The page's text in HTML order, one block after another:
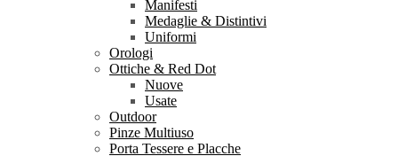
Manifesti
Medaglie & Distintivi
Uniformi
Orologi
Ottiche & Red Dot
Nuove
Usate
Outdoor
Pinze Multiuso
Porta Tessere e Placche